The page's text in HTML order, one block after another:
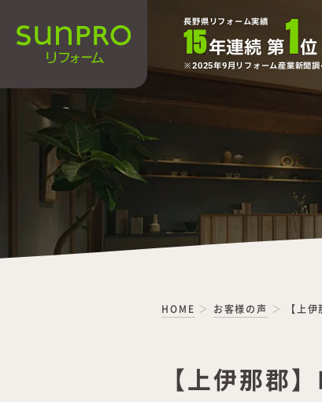
長野県リフォーム実績
15年連続 第1位
2025年9月リフォーム産業新聞調
HOME お客様の声 【上
【上伊那郡